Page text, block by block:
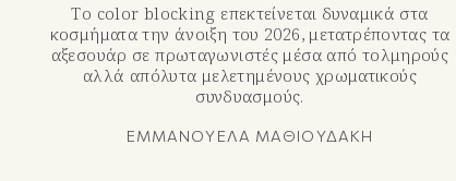
Το color blocking επεκτείνεται δυναμικά στα
κοσμήματα την άνοιξη του 2026, μετατρέποντας τα
αξεσουάρ σε πρωταγωνιστές μέσα από τολμηρούς
αλλά απόλυτα μελετημένους χρωματικούς
συνδυασμούς.
ΕΜΜΑΝΟΥΕΛΑ ΜΑΘΙΟΥΔΑΚΗ